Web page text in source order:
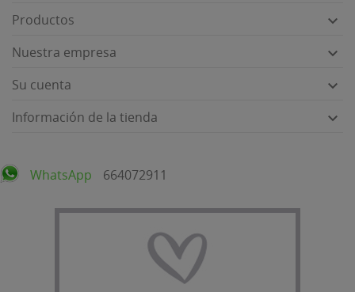
Productos 
Nuestra empresa 
Su cuenta 
Información de la tienda 
WhatsApp 664072911